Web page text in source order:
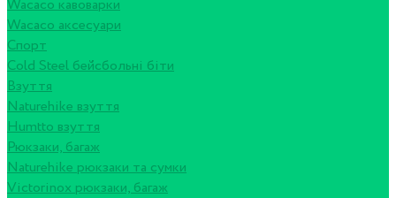
Wacaco кавоварки
Wacaco аксесуари
Спорт
Cold Steel бейсбольні біти
Взуття
Naturehike взуття
Humtto взуття
Рюкзаки, багаж
Naturehike рюкзаки та сумки
Victorinox рюкзаки, багаж